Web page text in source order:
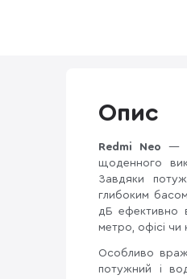
Опис
Redmi Neo —
щоденного
Завдяки
глибоким
дБ ефективно
метро, офісі чи
Особливо
потужний і